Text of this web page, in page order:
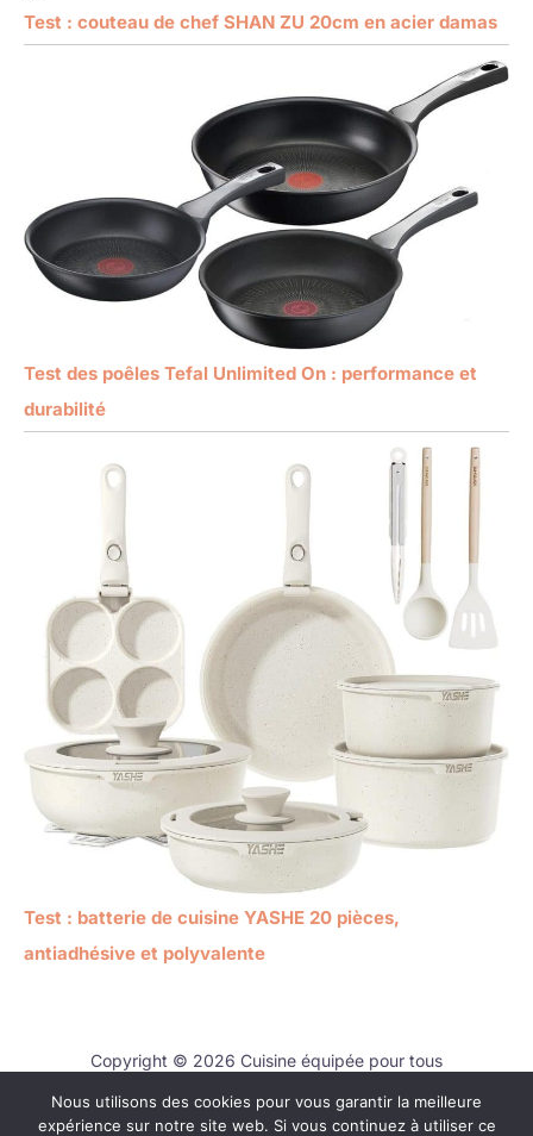
Test : couteau de chef SHAN ZU 20cm en acier damas
Test des poêles Tefal Unlimited On : performance et
durabilité
Test : batterie de cuisine YASHE 20 pièces,
antiadhésive et polyvalente
Copyright © 2026 Cuisine équipée pour tous
Contact
Nous utilisons des cookies pour vous garantir la meilleure
expérience sur notre site web. Si vous continuez à utiliser ce